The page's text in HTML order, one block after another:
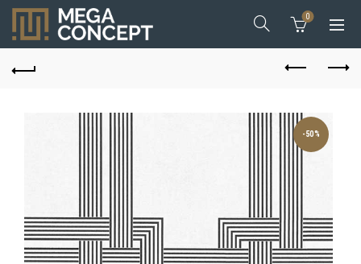
0
-50%